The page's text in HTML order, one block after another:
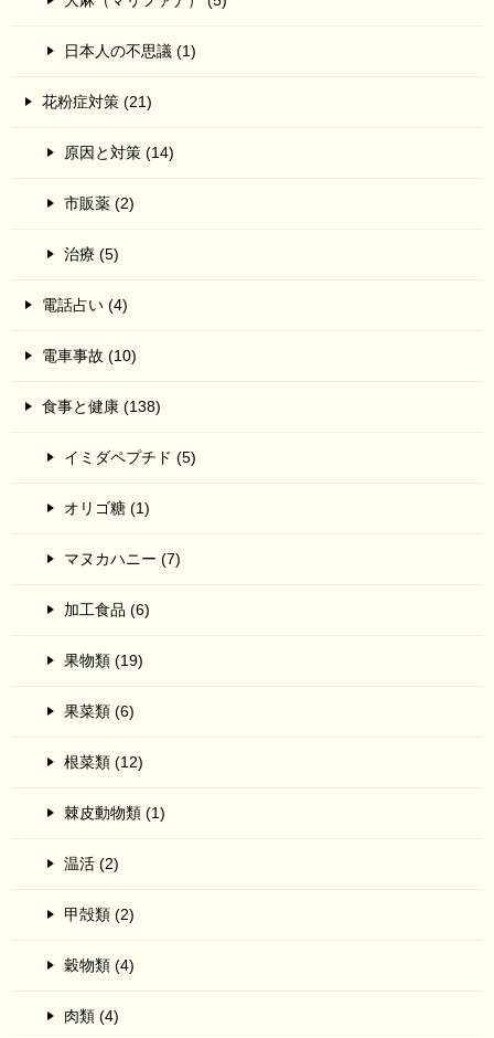
日本人の不思議 (1)
花粉症対策 (21)
原因と対策 (14)
市販薬 (2)
治療 (5)
電話占い (4)
電車事故 (10)
食事と健康 (138)
イミダペプチド (5)
オリゴ糖 (1)
マヌカハニー (7)
加工食品 (6)
果物類 (19)
果菜類 (6)
根菜類 (12)
棘皮動物類 (1)
温活 (2)
甲殻類 (2)
穀物類 (4)
肉類 (4)